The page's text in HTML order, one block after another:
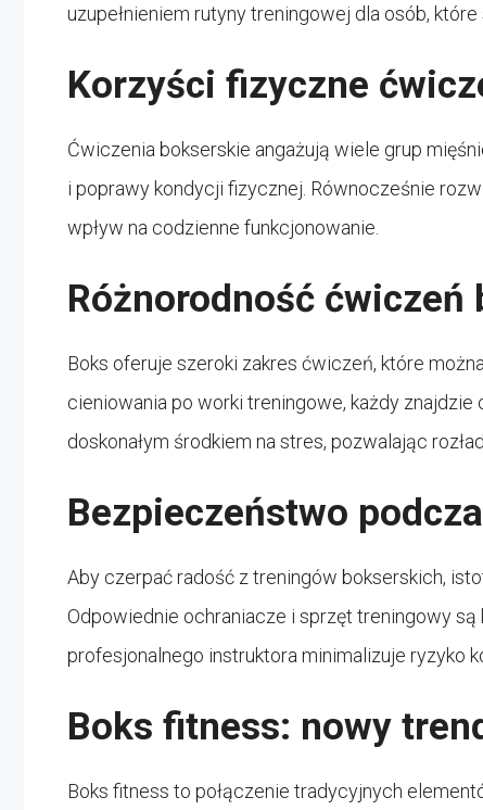
uzupełnieniem rutyny treningowej dla osób,
Korzyści fizyczne
Ćwiczenia bokserskie angażują wiele grup
i poprawy kondycji fizycznej. Równocześnie
wpływ na codzienne funkcjonowanie.
Różnorodność ćwiczeń
Boks oferuje szeroki zakres ćwiczeń, które
cieniowania po worki treningowe, każdy
doskonałym środkiem na stres, pozwalając
Bezpieczeństwo
Aby czerpać radość z treningów bokserskich,
Odpowiednie ochraniacze i sprzęt treningowy
profesjonalnego instruktora minimalizuje ryzyko
Boks fitness: nowy
Boks fitness to połączenie tradycyjnych